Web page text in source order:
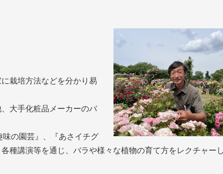
栽培方法などを分かり易
大手化粧品メーカーのバ
の園芸』、『あさイチグ
種講演等を通じ、バラや様々な植物の育て方をレクチャー